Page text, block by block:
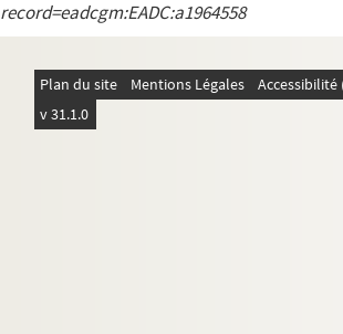
record=eadcgm:EADC:a1964558
Plan du site Mentions Légales
v 31.1.0